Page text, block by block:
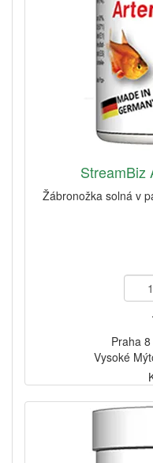
StreamBiz
Žábronožka solná v
Praha
Vysoké